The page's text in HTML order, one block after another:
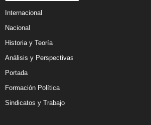
Internacional
Nacional
Historia y Teoría
Análisis y Perspectivas
Portada
Formación Política
Sindicatos y Trabajo